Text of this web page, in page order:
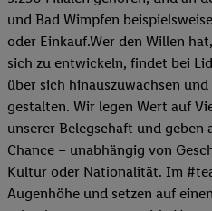
und Bad Wimpfen
oder Einkauf.Wer den Willen
sich zu entwickeln, findet bei
über sich hinauszuwachsen
gestalten. Wir legen Wert auf
unserer Belegschaft und geben
Chance – unabhängig von
Kultur oder Nationalität. Im
Augenhöhe und setzen auf